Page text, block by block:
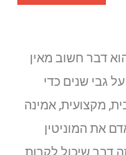
דבר חשוב מאין
גבי שנים כדי
מקצועית, אמינה
את המוניטין